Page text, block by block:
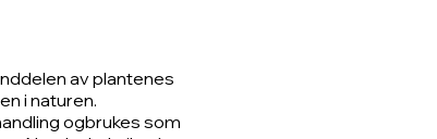
av plantenes
i naturen.
ogbrukes som